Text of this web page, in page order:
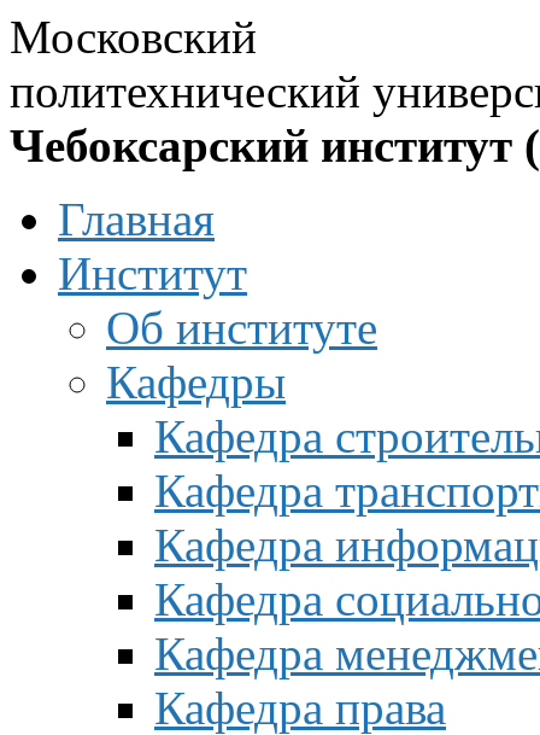
Московский
политехнический
Чебоксарский институт
Главная
Институт
Об институте
Кафедры
Кафедра
Кафедра
Кафедра
Кафедра
Кафедра
Кафедра права